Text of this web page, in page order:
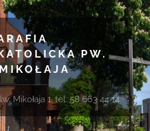
PW.
Mikołaja 1, tel. 58 663 44 14